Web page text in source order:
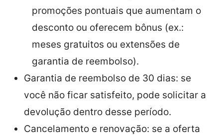
promoções pontuais que aumentam o
desconto ou oferecem bônus (ex.:
meses gratuitos ou extensões de
garantia de reembolso).
Garantia de reembolso de 30 dias: se
você não ficar satisfeito, pode solicitar a
devolução dentro desse período.
Cancelamento e renovação: se a oferta